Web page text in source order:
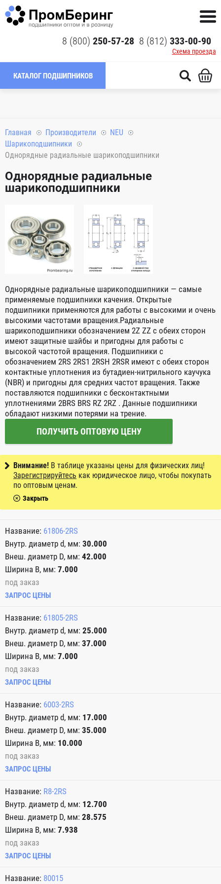
8 (800) 250-57-28 8 (812) 333-00-90
Схема проезда
КАТАЛОГ ПОДШИПНИКОВ
Главная Производители
NEU
Шарикоподшипники
Однорядные радиальные шарикоподшипники
Однорядные радиальные
шарикоподшипники
Однорядные радиальные шарикоподшипники — самые
применяемые подшипники качения. Открытые
подшипники применяются для работы с высокими и очень
высокими частотами вращения.Радиальные
шарикоподшипники обозначением 2Z ZZ с обеих сторон
имеют защитные шайбы и пригодны для работы с
высокой частотой вращения. Подшипники с
обозначением 2RS 2RS1 2RSH 2RSR имеют с обеих сторон
контактные уплотнения из бутадиен-нитрильного каучука
(NBR) и пригодны для средних частот вращения. Также
поставляются подшипники с бесконтактными
уплотнениями 2BRS BRS RZ 2RZ . Данные подшипники
обладают низкими потерями на трение.
ПОЛУЧИТЬ ОПТОВУЮ ЦЕНУ
Внимание! В таблице указаны цены для физических лиц!
Зарегистрируйтесь как юридическое лицо, чтобы покупать
по оптовым ценам.
Закрыть
61806-2RS
30.000
42.000
7.000
под заказ
ЗАПРОС ЦЕНЫ
61805-2RS
25.000
37.000
7.000
под заказ
ЗАПРОС ЦЕНЫ
6003-2RS
17.000
35.000
10.000
под заказ
ЗАПРОС ЦЕНЫ
R8-2RS
12.700
28.575
7.938
под заказ
ЗАПРОС ЦЕНЫ
80015